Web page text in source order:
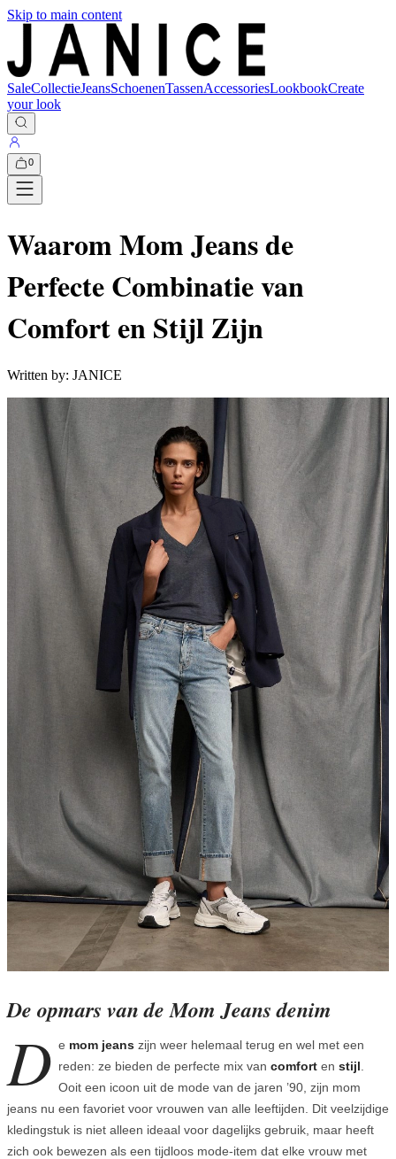
Skip to main content
SaleCollectieJeansSchoenenTassenAccessoriesLookbookCreate
your look
0
Waarom Mom Jeans de
Perfecte Combinatie van
Comfort en Stijl Zijn
Written by: JANICE
De opmars van de Mom Jeans denim
D e mom jeans zijn weer helemaal terug en wel met een
reden: ze bieden de perfecte mix vancomfort enstijl
Ooit een icoon uit de mode van de jaren ’90, zijn mom
jeans nu een favoriet voor vrouwen van alle leeftijden. Dit veelzijdige
kledingstuk is niet alleen ideaal voor dagelijks gebruik, maar heeft
zich ook bewezen als een tijdloos mode-item dat elke vrouw met